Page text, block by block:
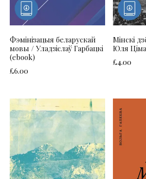
Фэмінізацыя беларускай
мовы / Уладзіслаў Гарбацкі
(ebook)
£6.00
Мінскі
Юля
£4.00